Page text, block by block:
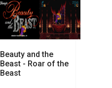
Beauty and the
Beast - Roar of the
Beast